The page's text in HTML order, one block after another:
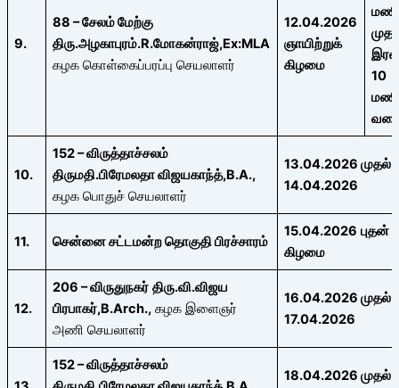
9.
88– சேலம் மேற்கு
திரு.அழகாபுரம்.R.மோகன்ராஜ்,Ex:MLA
கழக கொள்கைப்பரப்பு செயலாளர்
12.04.2026
ஞாயிற்றுக்
கிழமை
மணி
10
மணி
10.
152– விருத்தாச்சலம்
திருமதி.பிரேமலதா விஜயகாந்த்,B.A.,
கழக பொதுச் செயலாளர்
13.04.2026முதல்
14.04.2026
11. சென்னை சட்டமன்ற தொகுதிபிரச்சாரம்
15.04.2026 புதன்
கிழமை
12.
206– விருதுநகர் திரு.வி.விஜய
பிரபாகர்,B.Arch., கழக இளைஞர்
அணி செயலாளர்
16.04.2026முதல்
17.04.2026
152– விருத்தாச்சலம்
18.04.2026முதல்